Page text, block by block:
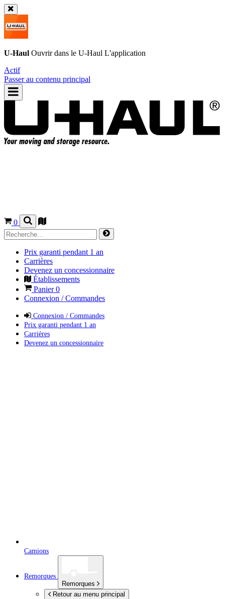
U-Haul Ouvrir dans le U-Haul L'application
Actif
Passer au contenu principal
0
Prix garanti pendant 1 an
Carrières
Devenez un concessionnaire
Établissements
Panier0
Connexion / Commandes
Connexion / Commandes
Prix garanti pendant 1 an
Carrières
Devenez un concessionnaire
Camions
Remorques
Remorques
Retour au menu principal